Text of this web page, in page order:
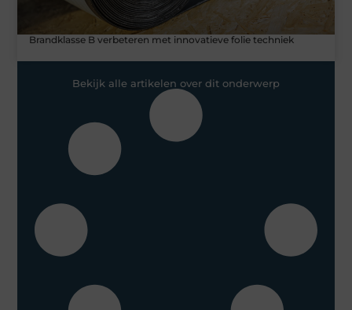
Brandklasse B verbeteren met innovatieve folie techniek
Bekijk alle artikelen over dit onderwerp